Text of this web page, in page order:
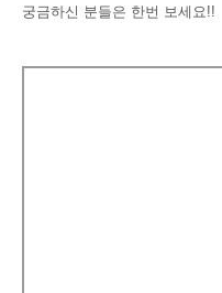
궁금하신 분들은 한번 보세요!!